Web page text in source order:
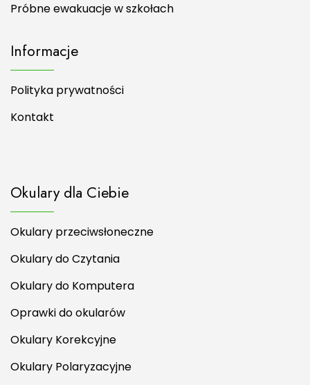
Próbne ewakuacje w szkołach
Informacje
Polityka prywatności
Kontakt
Okulary dla Ciebie
Okulary przeciwsłoneczne
Okulary do Czytania
Okulary do Komputera
Oprawki do okularów
Okulary Korekcyjne
Okulary Polaryzacyjne